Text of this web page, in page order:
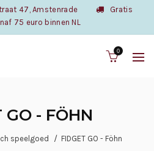
47, Amstenrade
Gratis
75 euro binnen NL
0
GO - FÖHN
speelgoed FIDGET GO - Föhn